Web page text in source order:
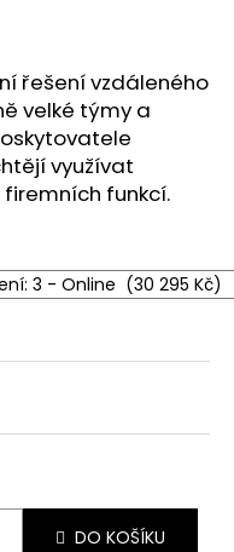
řešení vzdáleného
velké týmy a
využívat
funkcí.
DO KOŠÍKU